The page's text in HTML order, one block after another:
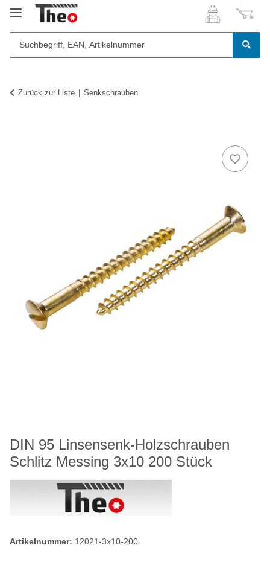
Zurück zur Liste Senkschrauben
DIN 95 Linsensenk-Holzschrauben
Schlitz Messing 3x10 200 Stück
Artikelnummer: 12021-3x10-200